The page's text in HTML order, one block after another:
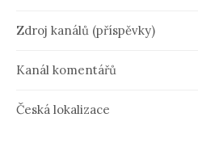
Zdroj kanálů (příspěvky)
Kanál komentářů
Česká lokalizace